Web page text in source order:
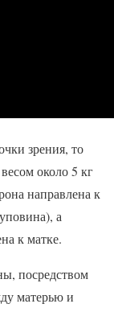
зрения, то
около 5 кг
направлена к
а
к матке.
посредством
матерью и